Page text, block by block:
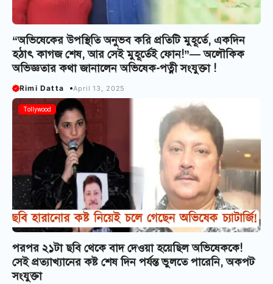
“অভিষেকের উপস্থিতি অনুভব করি প্রতিটি মুহূর্তে, একদিন
হঠাৎ কাগজ শেষ, আর সেই মুহূর্তেই ফোন!”— অলৌকিক
অভিজ্ঞতার কথা জানালেন অভিষেক-পত্নী সংযুক্তা !
Rimi Datta April 13, 2025
Tollywood
পরপর ২১টা ছবি থেকে বাদ দেওয়া হয়েছিল অভিষেককে!
সেই প্রত্যাখ্যানের কষ্ট শেষ দিন পর্যন্ত ভুলতে পারেনি, অকপট
সংযুক্তা